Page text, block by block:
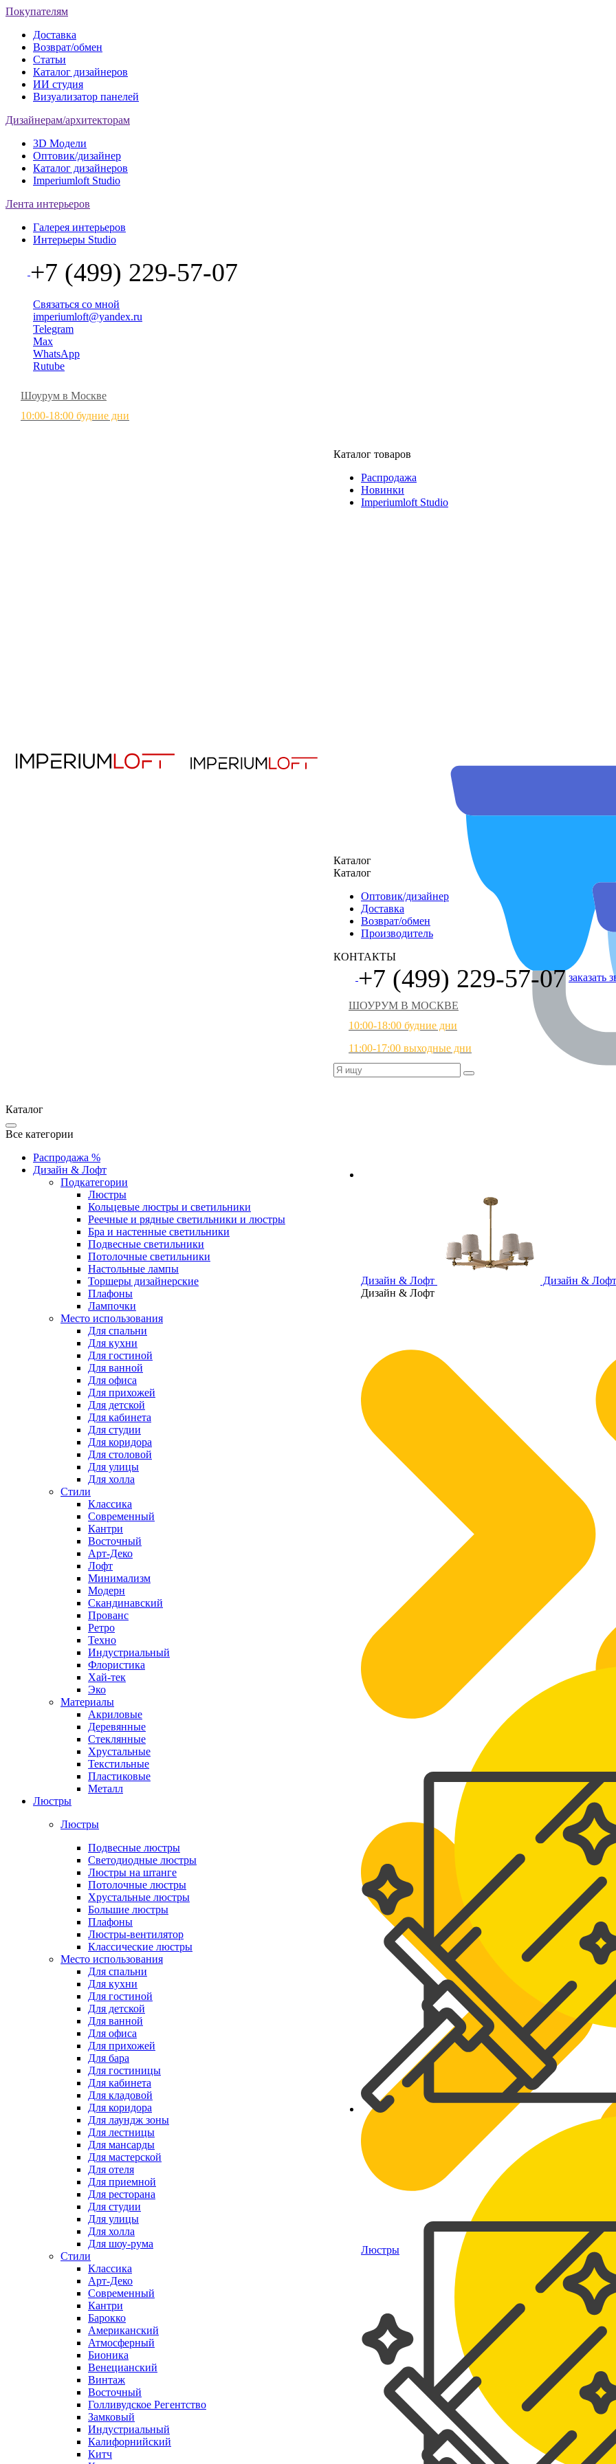
Покупателям
Доставка
Возврат/обмен
Статьи
Каталог дизайнеров
ИИ студия
Визуализатор панелей
Дизайнерам/архитекторам
3D Модели
Оптовик/дизайнер
Каталог дизайнеров
Imperiumloft Studio
Лента интерьеров
Галерея интерьеров
Интерьеры Studio
+7 (499) 229-57-07
Связаться со мной
imperiumloft@yandex.ru
Telegram
Max
WhatsApp
Rutube
Шоурум в Москве
10:00-18:00 будние дни
Каталог товаров
Распродажа
Новинки
Imperiumloft Studio
Дизайн & Лофт
Дизайн & Лофт
Дизайн & Лофт
Люстры
Каталог
Каталог
Оптовик/дизайнер
Доставка
Возврат/обмен
Производитель
КОНТАКТЫ
+7 (499) 229-57-07 заказать
ШОУРУМ В МОСКВЕ
10:00-18:00 будние дни
11:00-17:00 выходные дни
Каталог
Все категории
Распродажа %
Дизайн & Лофт
Подкатегории
Люстры
Кольцевые люстры и светильники
Реечные и рядные светильники и люстры
Бра и настенные светильники
Подвесные светильники
Потолочные светильники
Настольные лампы
Торшеры дизайнерские
Плафоны
Лампочки
Место использования
Для спальни
Для кухни
Для гостиной
Для ванной
Для офиса
Для прихожей
Для детской
Для кабинета
Для студии
Для коридора
Для столовой
Для улицы
Для холла
Стили
Классика
Современный
Кантри
Восточный
Арт-Деко
Лофт
Минимализм
Модерн
Скандинавский
Прованс
Ретро
Техно
Индустриальный
Флористика
Хай-тек
Эко
Материалы
Акриловые
Деревянные
Стеклянные
Хрустальные
Текстильные
Пластиковые
Металл
Люстры
Люстры
Подвесные люстры
Светодиодные люстры
Люстры на штанге
Потолочные люстры
Хрустальные люстры
Большие люстры
Плафоны
Люстры-вентилятор
Классические люстры
Место использования
Для спальни
Для кухни
Для гостиной
Для детской
Для ванной
Для офиса
Для прихожей
Для бара
Для гостиницы
Для кабинета
Для кладовой
Для коридора
Для лаундж зоны
Для лестницы
Для мансарды
Для мастерской
Для отеля
Для приемной
Для ресторана
Для студии
Для улицы
Для холла
Для шоу-рума
Стили
Классика
Арт-Деко
Современный
Кантри
Барокко
Американский
Атмосферный
Бионика
Венецианский
Винтаж
Восточный
Голливудское Регентство
Замковый
Индустриальный
Калифорнийский
Китч